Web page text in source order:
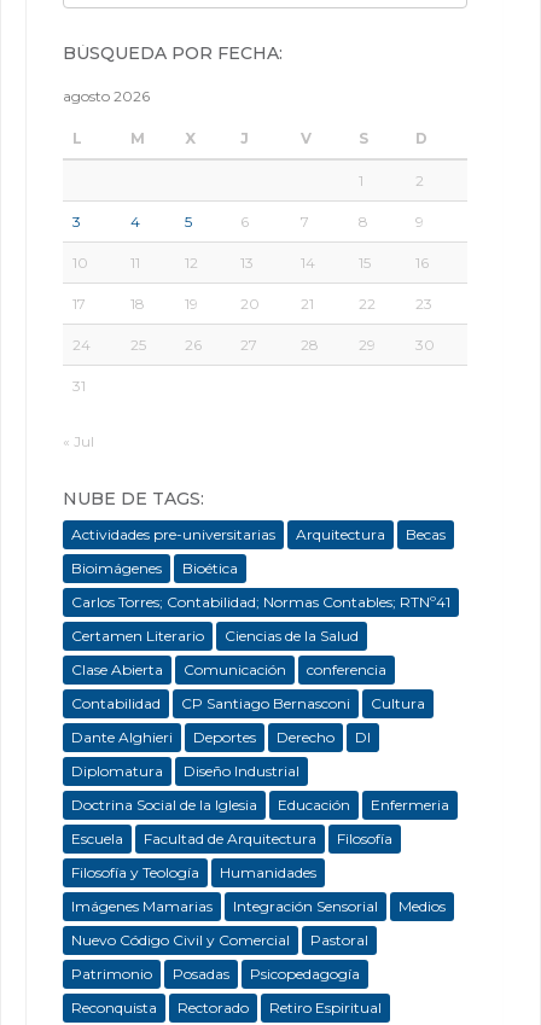
BÚSQUEDA POR FECHA:
agosto 2026
L M X J V S D
1 2
3 4 5 6 7 8 9
10 11 12 13 14 15 16
17 18 19 20 21 22 23
24 25 26 27 28 29 30
31
« Jul
NUBE DE TAGS:
Actividades pre-universitarias Arquitectura
Becas
Bioimágenes
Bioética
Carlos Torres; Contabilidad; Normas Contables; RTNº41
Certamen Literario
Ciencias de la Salud
Clase Abierta
Comunicación
conferencia
Contabilidad
CP Santiago Bernasconi
Cultura
Dante Alghieri
Deportes Derecho
DI
Diplomatura
Diseño Industrial
Doctrina Social de la Iglesia
Educación
Enfermeria
Escuela
Facultad de Arquitectura
Filosofía
Filosofía y Teología
Humanidades
Imágenes Mamarias
Integración Sensorial
Medios
Nuevo Código Civil y Comercial
Pastoral
Patrimonio
Posadas
Psicopedagogía
Reconquista
Rectorado
Retiro Espiritual